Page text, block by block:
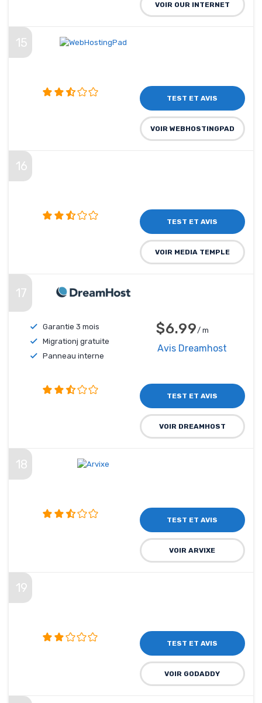
VOIR OUR INTERNET
15
TEST ET AVIS
VOIR WEBHOSTINGPAD
16
TEST ET AVIS
VOIR MEDIA TEMPLE
17
Garantie 3 mois
Migrationj gratuite
Panneau interne
$6.99/ m
Avis Dreamhost
TEST ET AVIS
VOIR DREAMHOST
18
TEST ET AVIS
VOIR ARVIXE
19
TEST ET AVIS
VOIR GODADDY